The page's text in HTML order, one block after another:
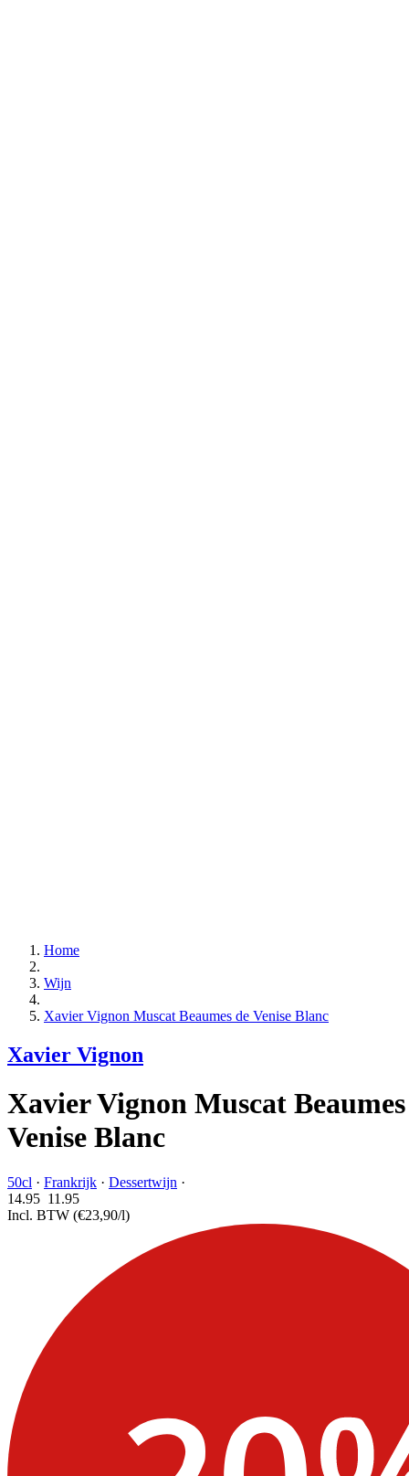
Home
Wijn
Xavier Vignon Muscat Beaumes de Venise Blanc
Xavier Vignon
Xavier Vignon Muscat
Venise Blanc
50cl · Frankrijk · Dessertwijn ·
14.95 11.95
Incl. BTW (€23,90/l)